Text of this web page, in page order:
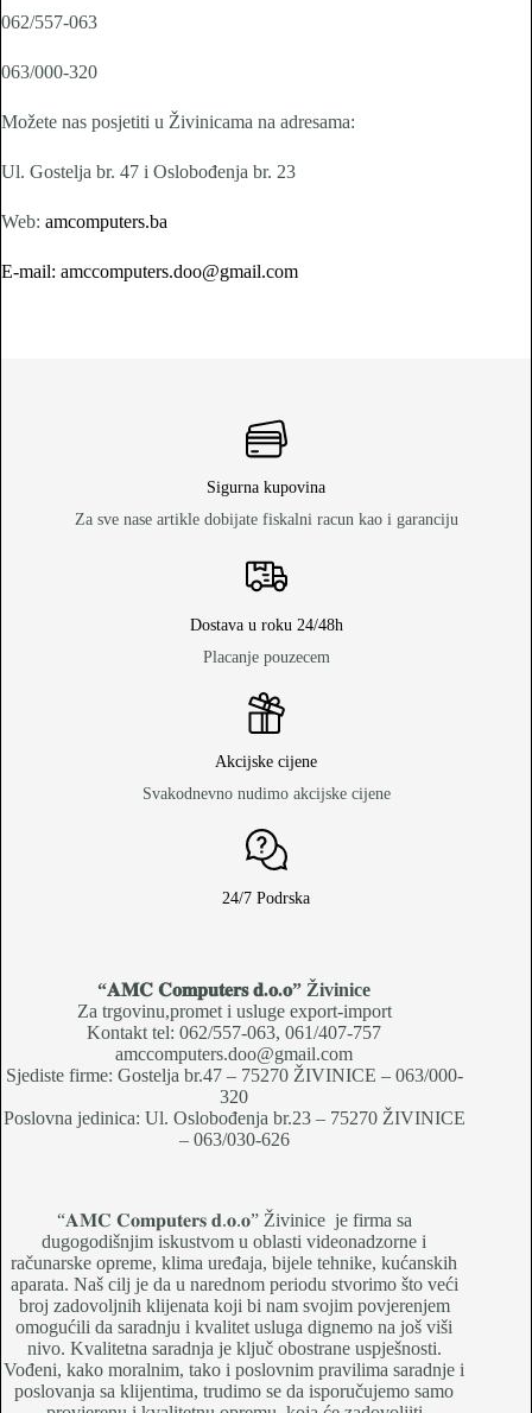
062/557-063
063/000-320
Možete nas posjetiti u Živinicama na adresama:
Ul. Gostelja br. 47 i Oslobođenja br. 23
Web: amcomputers.ba
E-mail: amccomputers.doo@gmail.com
Sigurna kupovina
Za sve nase artikle dobijate fiskalni racun kao i garanciju
Dostava u roku 24/48h
Placanje pouzecem
Akcijske cijene
Svakodnevno nudimo akcijske cijene
24/7 Podrska
“𝐀𝐌𝐂 𝐂𝐨𝐦𝐩𝐮𝐭𝐞𝐫𝐬 𝐝.𝐨.𝐨” Živinice
Za trgovinu,promet i usluge export-import
Kontakt tel: 062/557-063, 061/407-757
amccomputers.doo@gmail.com
Sjediste firme: Gostelja br.47 – 75270 ŽIVINICE – 063/000-
320
Poslovna jedinica: Ul. Oslobođenja br.23 – 75270 ŽIVINICE
– 063/030-626
“𝐀𝐌𝐂 𝐂𝐨𝐦𝐩𝐮𝐭𝐞𝐫𝐬 𝐝.𝐨.𝐨” Živinice je firma sa
dugogodišnjim iskustvom u oblasti videonadzorne i
računarske opreme, klima uređaja, bijele tehnike, kućanskih
aparata. Naš cilj je da u narednom periodu stvorimo što veći
broj zadovoljnih klijenata koji bi nam svojim povjerenjem
omogućili da saradnju i kvalitet usluga dignemo na još viši
nivo. Kvalitetna saradnja je ključ obostrane uspješnosti.
Vođeni, kako moralnim, tako i poslovnim pravilima saradnje i
poslovanja sa klijentima, trudimo se da isporučujemo samo